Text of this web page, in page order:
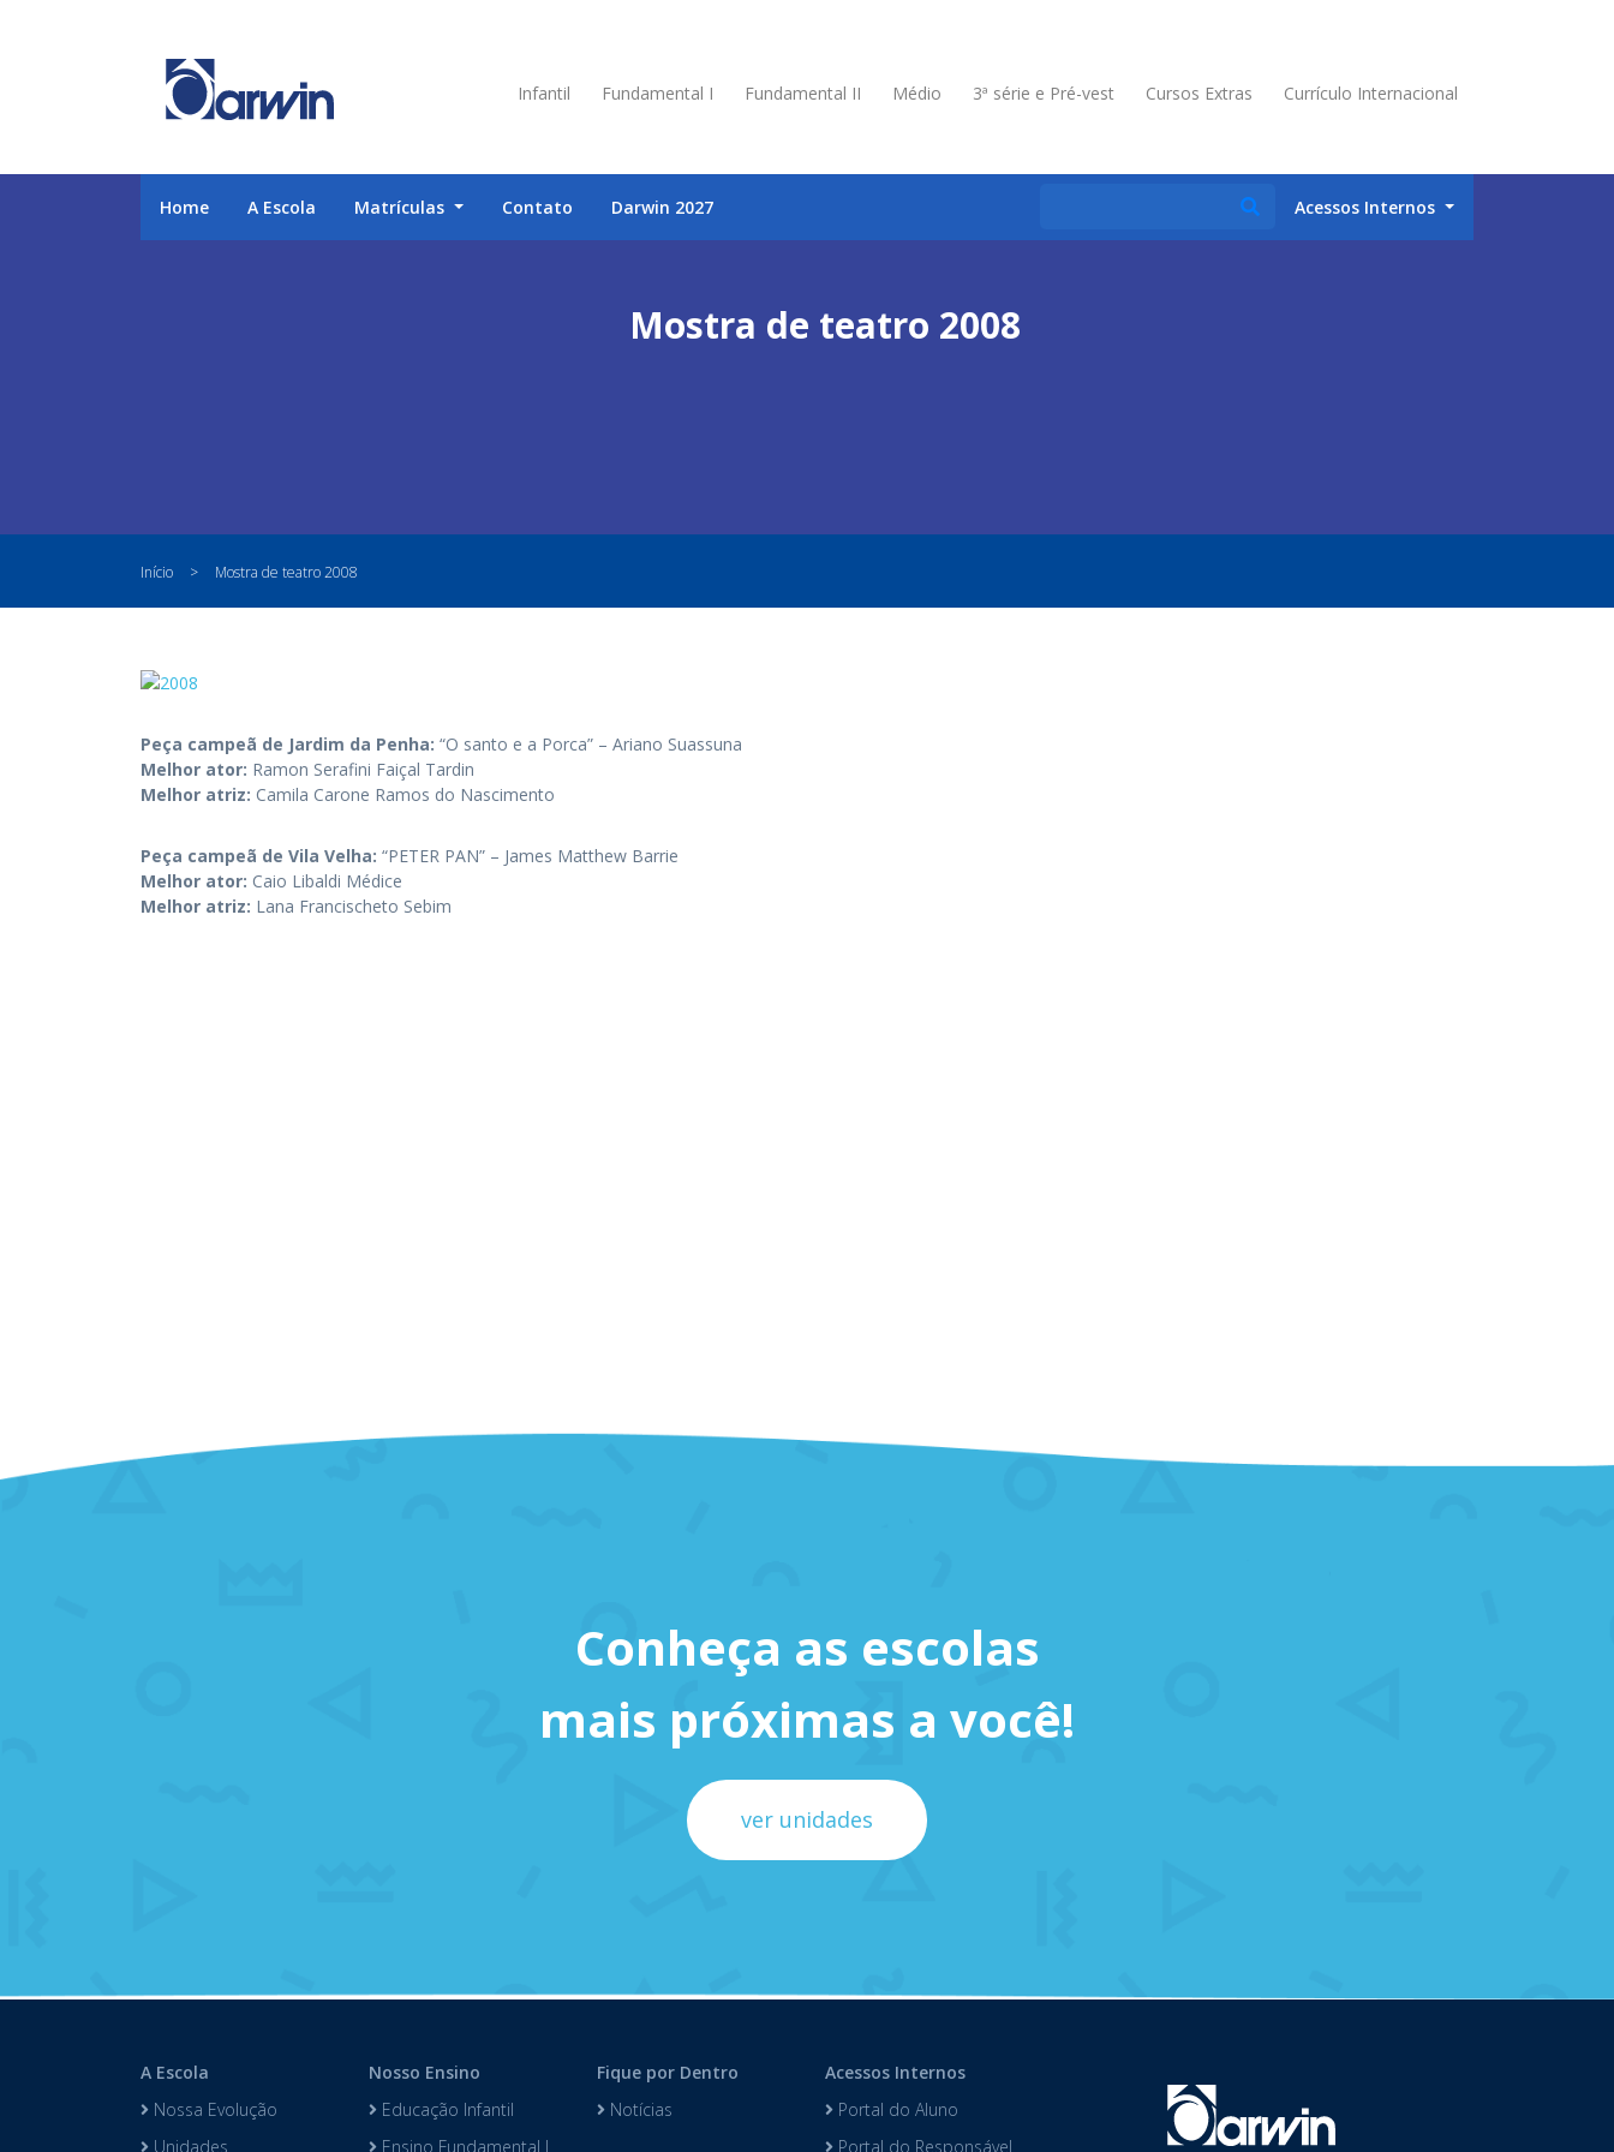
Infantil Fundamental I Fundamental II Médio 3ª série e Pré-vest Cursos Extras Currículo Internacional
Home A Escola Matrículas Contato Darwin 2027 Acessos Internos
Mostra de teatro 2008
Início > Mostra de teatro 2008
Peça campeã de Jardim da Penha: “O santo e a Porca” – Ariano Suassuna
Melhor ator: Ramon Serafini Faiçal Tardin
Melhor atriz: Camila Carone Ramos do Nascimento
Peça campeã de Vila Velha: “PETER PAN” – James Matthew Barrie
Melhor ator: Caio Libaldi Médice
Melhor atriz: Lana Francischeto Sebim
Conheça as escolas
mais próximas a você!
ver unidades
A Escola
Nossa Evolução
Unidades
Nosso Ensino
Educação Infantil
Ensino Fundamental I
Fique por Dentro
Notícias
Acessos Internos
Portal do Aluno
Portal do Responsável